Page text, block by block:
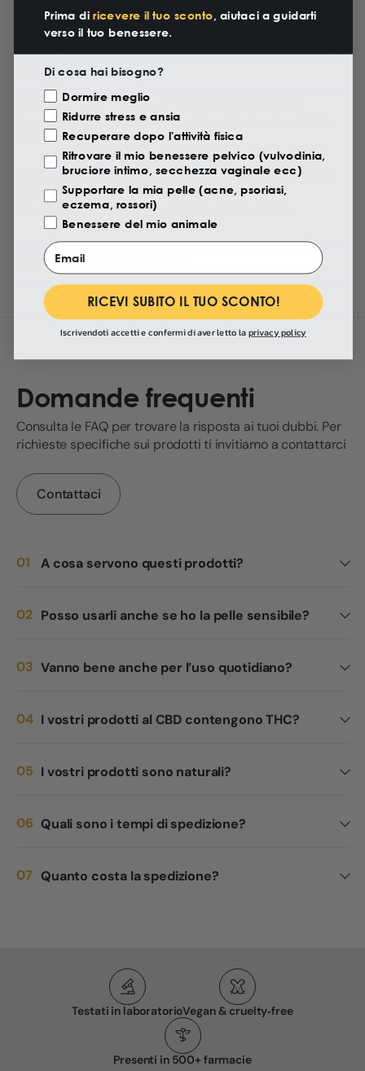
[2] Atalay S, et al. (2019).Antioxidative and Anti-
Inflammatory Properties of Cannabidiol. Antioxidants,
9(1), 21.
[3] Bruni N, et al. (2018).
Promising Anti-Inflammatory Drug
[4] Olejnik A, et al. (2012).Active compounds release
from semisolid dosage forms. Journal of
Pharmaceutical Sciences, 101(11), 4032–4045.
[5] World Health Organization. (2018).Cannabidiol
(CBD) Critical Review Report
Domande frequenti
Consulta le FAQ per trovare la risposta ai tuoi dubbi. Per
richieste specifiche sui prodotti ti invitiamo a contattarci
Contattaci
A cosa servono questi prodotti?
Posso usarli anche se ho la pelle sensibile?
Vanno bene anche per l’uso quotidiano?
I vostri prodotti al CBD contengono THC?
I vostri prodotti sono naturali?
Quali sono i tempi di spedizione?
Quanto costa la spedizione?
Testati in laboratorioVegan & cruelty‑free
Presenti in 500+ farmacie
Prima di ricevere il tuo sconto, aiutaci a guidarti
verso il tuo benessere.
Di cosa hai bisogno?
Motivazione Visita
Dormire meglio
Ridurre stress e ansia
Recuperare dopo l'attività fisica
Ritrovare il mio benessere pelvico (vulvodinia,
bruciore intimo, secchezza vaginale ecc)
Supportare la mia pelle (acne, psoriasi,
eczema, rossori)
Benessere del mio animale
Email
RICEVI SUBITO IL TUO SCONTO!
Iscrivendoti accetti e confermi di aver letto laprivacy policy